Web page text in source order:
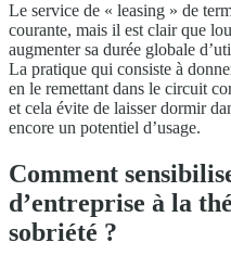
Le service de « leasing » de
courante, mais il est clair que
augmenter sa durée globale
La pratique qui consiste à
en le remettant dans le circuit
et cela évite de laisser dormir
encore un potentiel d’usage.
Comment
d’entreprise à la
sobriété ?